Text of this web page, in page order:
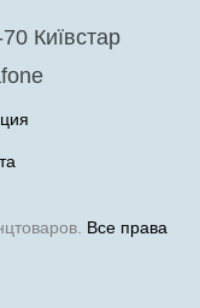
Київстар
Все права